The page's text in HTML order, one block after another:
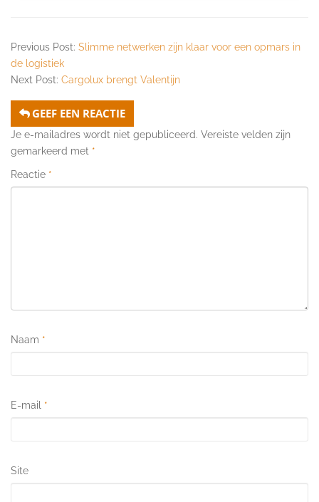
Previous Post: Slimme netwerken zijn klaar voor een opmars in
de logistiek
Next Post: Cargolux brengt Valentijn
GEEF EEN REACTIE
Je e-mailadres wordt niet gepubliceerd. Vereiste velden zijn
gemarkeerd met *
Reactie *
Naam *
E-mail *
Site